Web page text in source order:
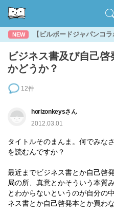
NEW 【ビルボードジャパンコ
ビジネス書及び自己
かどうか？
12件
horizonkeysさん
2012.03.01
タイトルそのまんま。何でみな
を読むんですか？
最近までビジネス書とか自己啓
局の所、真意とかそういう本質
とわからないというのが自分の
ネス書とか自己啓発本とか買わ